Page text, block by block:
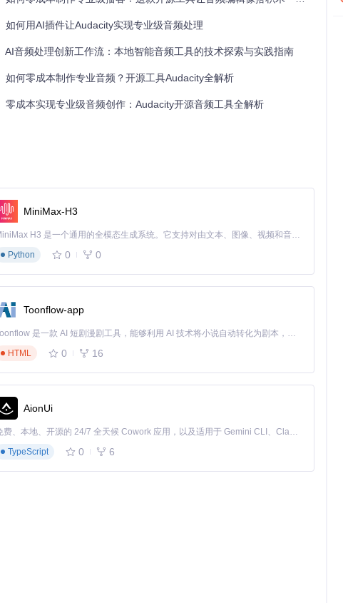
度显著提高，达到专业播客水准。
实现 fade in/out 或强调特定段落的效果。
到高级的全部功能。
如何用AI插件让Audacity实现专业级音频处理
AI音频处理创新工作流：本地智能音频工具的技术探索与实践指南
如何零成本制作专业音频？开源工具Audacity全解析
零成本实现专业级音频创作：Audacity开源音频工具全解析
MiniMax-H3
MiniMax H3 是一个通用的全模态生成系统。它支持对由文本、图像、视频和音频组成的多模态上下文进行统一理解，并能生成分辨率高达 2K、时长可达 15 秒的带原生立体声音频的视频。得益于面向任务泛化的系统设计，H3 在预训练阶段就已具备广泛的多模态上下文理解与生成能力，能够出色地执行复杂的多模态指令。
Python
0 0
Toonflow-app
Toonflow 是一款 AI 短剧漫剧工具，能够利用 AI 技术将小说自动转化为剧本，并结合 AI 生成的图片和视频，实现高效的短剧创作。借助 Toonflow，可以轻松完成从文字到影像的全流程，让短剧制作变得更加智能与便捷。
HTML
0 16
AionUi
免费、本地、开源的 24/7 全天候 Cowork 应用，以及适用于 Gemini CLI、Claude Code、Codex、OpenCode、Qwen Code、Goose CLI、Auggie 等的 OpenClaw | 🌟 喜欢就点star吧
TypeScript
0 6